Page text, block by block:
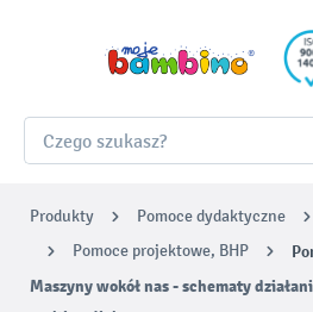
Produkty Pomoce dydaktyczne
Pomoce projektowe, BHP
Maszyny wokół nas - schematy